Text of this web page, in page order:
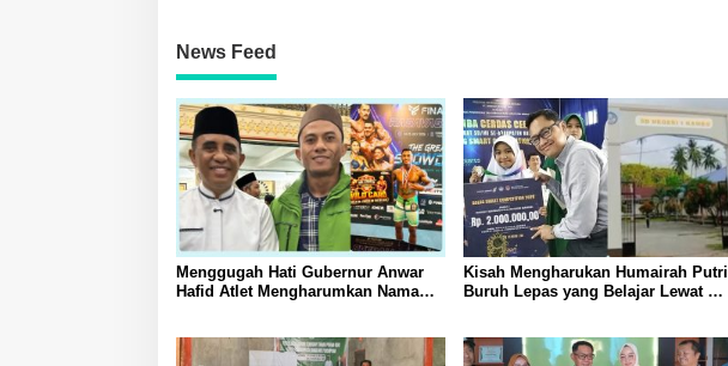
News Feed
Menggugah Hati Gubernur Anwar
Hafid Atlet Mengharumkan Nama
Fitra Atlet Binaraga Banggai
Kisah Mengharukan Humairah Putri
Buruh Lepas yang Belajar Lewat HP